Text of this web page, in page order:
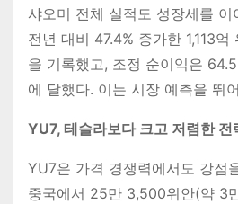
샤오미 전체 실적도 성장세를 이
전년 대비 47.4% 증가한 1,113
을 기록했고, 조정 순이익은
에 달했다. 이는 시장 예측을 뛰
YU7, 테슬라보다 크고 저렴한 전
YU7은 가격 경쟁력에서도 강점
중국에서 25만 3,500위안(약 3